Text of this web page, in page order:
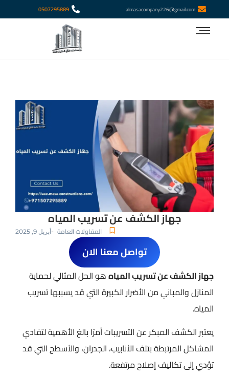
almasacompany226@gmail.com
‎0507295889
جهاز الكشف عن تسريب المياه
المقاولات العامة -أبريل 9, 2025
تواصل معنا الان
جهاز الكشف عن تسريب المياههو الحل المثالي لحماية
المنازل والمباني من الأضرار الكبيرة التي قد يسببها تسريب
المياه.
يعتبر الكشف المبكر عن التسريبات أمرًا بالغ الأهمية لتفادي
المشاكل المرتبطة بتلف الأنابيب، الجدران، والأسطح التي قد
تؤدي إلى تكاليف إصلاح مرتفعة.